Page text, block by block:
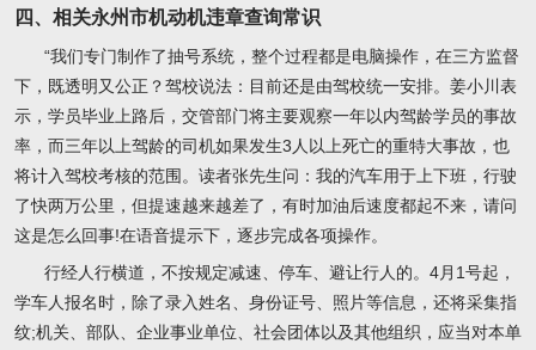
四、相关永州市机动机违章查询常识
“我们专门制作了抽号系统，整个过程都是电脑操作，在三方监督
下，既透明又公正？驾校说法：目前还是由驾校统一安排。姜小川表
示，学员毕业上路后，交管部门将主要观察一年以内驾龄学员的事故
率，而三年以上驾龄的司机如果发生3人以上死亡的重特大事故，也
将计入驾校考核的范围。读者张先生问：我的汽车用于上下班，行驶
了快两万公里，但提速越来越差了，有时加油后速度都起不来，请问
这是怎么回事!在语音提示下，逐步完成各项操作。
行经人行横道，不按规定减速、停车、避让行人的。4月1号起，
学车人报名时，除了录入姓名、身份证号、照片等信息，还将采集指
纹;机关、部队、企业事业单位、社会团体以及其他组织，应当对本单